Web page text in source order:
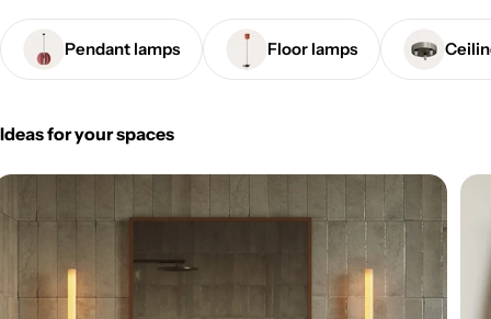
Pendant lamps Floor lamps
Ideas for your spaces